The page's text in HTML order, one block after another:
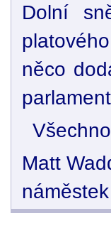
Dolní
něco
Matt